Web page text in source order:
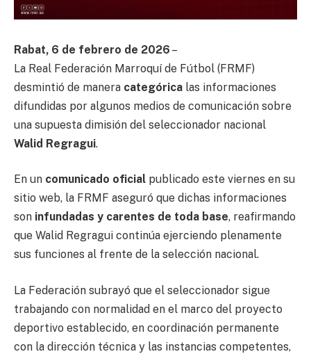
Rabat, 6 de febrero de 2026 –
La Real Federación Marroquí de Fútbol (FRMF)
desmintió de manera categórica las informaciones
difundidas por algunos medios de comunicación sobre
una supuesta dimisión del seleccionador nacional
Walid Regragui.
En un comunicado oficial publicado este viernes en su
sitio web, la FRMF aseguró que dichas informaciones
son infundadas y carentes de toda base, reafirmando
que Walid Regragui continúa ejerciendo plenamente
sus funciones al frente de la selección nacional.
La Federación subrayó que el seleccionador sigue
trabajando con normalidad en el marco del proyecto
deportivo establecido, en coordinación permanente
con la dirección técnica y las instancias competentes,